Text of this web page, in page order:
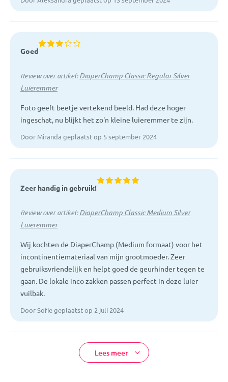
Afmetingen: 40 x 28 x 56 cm (L x B x H)
Goed
Review over artikel:DiaperChamp Classic Regular Silver
Luieremmer
Foto geeft beetje vertekend beeld. Had deze hoger
ingeschat, nu blijkt het zo'n kleine luieremmer te zijn.
Door Miranda geplaatst op 5 september 2024
Zeer handig in gebruik!
Review over artikel:DiaperChamp Classic Medium Silver
Luieremmer
Wij kochten de DiaperChamp (Medium formaat) voor het
incontinentiemateriaal van mijn grootmoeder. Zeer
gebruiksvriendelijk en helpt goed de geurhinder tegen te
gaan. De lokale inco zakken passen perfect in deze luier
vuilbak.
Door Sofie geplaatst op 2 juli 2024
Lees meer